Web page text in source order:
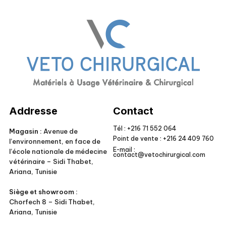
Addresse
Magasin : Avenue de
l’environnement, en face de
l’école nationale de médecine
vétérinaire – Sidi Thabet,
Ariana, Tunisie
Siège et showroom :
Chorfech 8 – Sidi Thabet,
Ariana, Tunisie
Contact
Tél : +216 71 552 064
Point de vente : +216 24 409 760
E-mail :
contact@vetochirurgical.com